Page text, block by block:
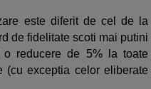
este diferit de cel de la
de fidelitate scoti mai putini
reducere de 5% la toate
(cu exceptia celor eliberate